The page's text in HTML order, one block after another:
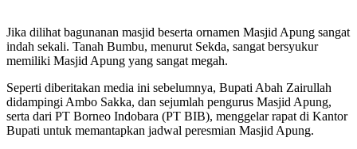
Jika dilihat bagunanan masjid beserta ornamen Masjid Apung sangat
indah sekali. Tanah Bumbu, menurut Sekda, sangat bersyukur
memiliki Masjid Apung yang sangat megah.
Seperti diberitakan media ini sebelumnya, Bupati Abah Zairullah
didampingi Ambo Sakka, dan sejumlah pengurus Masjid Apung,
serta dari PT Borneo Indobara (PT BIB), menggelar rapat di Kantor
Bupati untuk memantapkan jadwal peresmian Masjid Apung.